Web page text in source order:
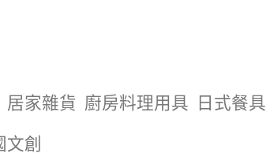
居家雜貨 廚房料理用具 日式餐具
文創